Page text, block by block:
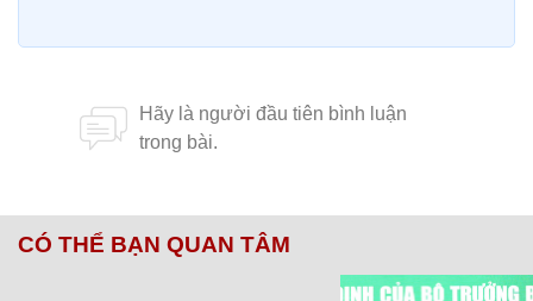
CÓ THỂ BẠN QUAN TÂM